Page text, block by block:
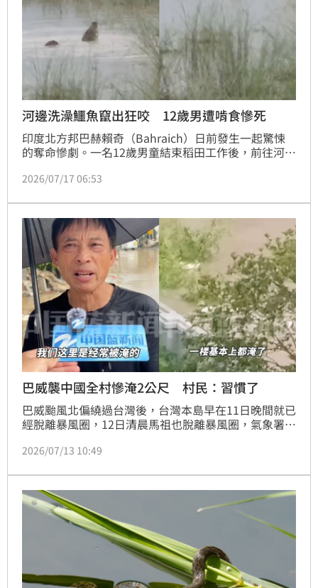
河邊洗澡鱷魚竄出狂咬 12歲男遭啃食慘死
印度北方邦巴赫賴奇（Bahraich）日前發生一起驚悚
的奪命慘劇。一名12歲男童結束稻田工作後，前往河邊
格拉河（Ghaghara River）中。當時男童叔叔與村民試
發5小時後被尋獲。
2026/07/17 06:53
巴威襲中國全村慘淹2公尺 村民：習慣了
巴威颱風北偏繞過台灣後，台灣本島早在11日晚間就已
經脫離暴風圈，12日清晨馬祖也脫離暴風圈，氣象署解
國，狂風暴雨為中國造成災情，中國浙江省溫州市多處
莊一度被洪水吞噬，積水深度最高逼近2公尺，然而村
民受訪時卻淡定表示「習慣了」。
2026/07/13 10:49